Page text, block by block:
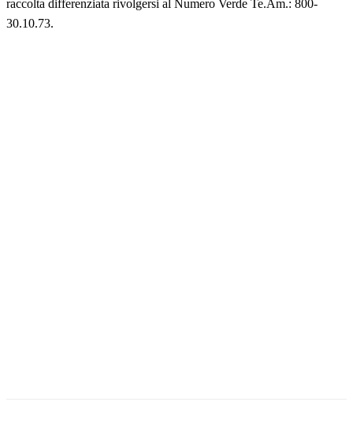
raccolta differenziata rivolgersi al Numero Verde Te.Am.: 800-
30.10.73.